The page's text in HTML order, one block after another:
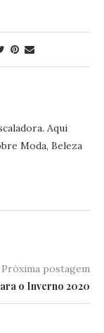
Aqui
Moda, Beleza
Próxima postagem
o Inverno 2020